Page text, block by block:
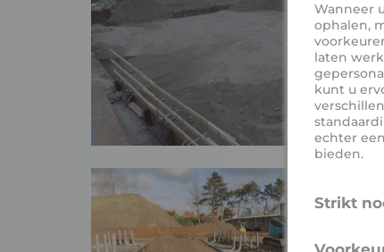
Wanneer
ophalen,
laten
kunt u
echter
bieden.
Strikt
Deze